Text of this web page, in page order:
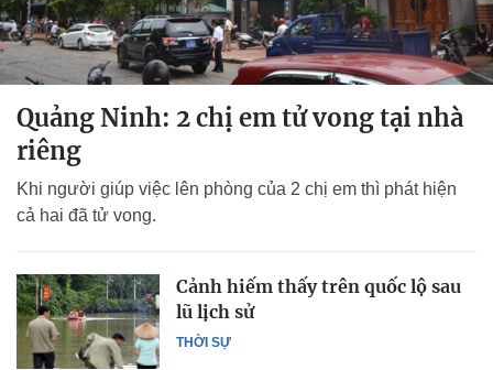
Quảng Ninh: 2 chị em tử vong tại nhà
riêng
Khi người giúp việc lên phòng của 2 chị em thì phát hiện
cả hai đã tử vong.
THỜI SỰ
Cảnh hiếm thấy trên quốc lộ sau
lũ lịch sử